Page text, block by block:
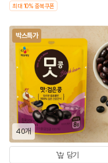
최대 10% 중복쿠폰
박스특가
40개
담기